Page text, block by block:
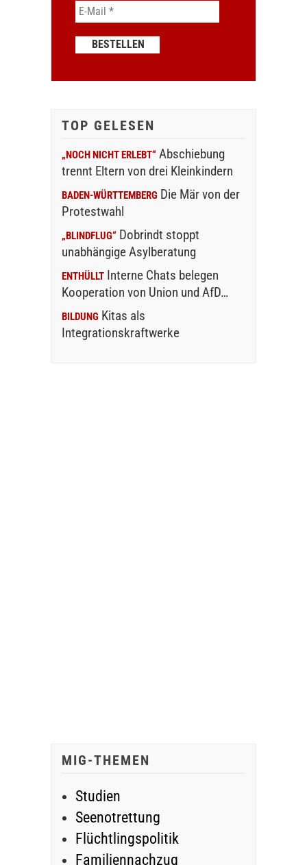
TOP GELESEN
„NOCH NICHT ERLEBT“ Abschiebung
trennt Eltern von drei Kleinkindern
BADEN-WÜRTTEMBERG Die Mär von der
Protestwahl
„BLINDFLUG“ Dobrindt stoppt
unabhängige Asylberatung
ENTHÜLLT Interne Chats belegen
Kooperation von Union und AfD…
BILDUNG Kitas als
Integrationskraftwerke
MIG-THEMEN
Studien
Seenotrettung
Flüchtlingspolitik
Familiennachzug